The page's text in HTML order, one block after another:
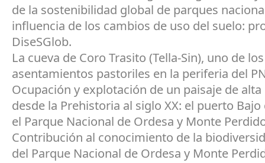
de la sostenibilidad global de parques
influencia de los cambios de uso del suelo:
DiseSGlob.
La cueva de Coro Trasito (Tella-Sin), uno de
asentamientos pastoriles en la periferia del
Ocupación y explotación de un paisaje de
desde la Prehistoria al siglo XX: el puerto Bajo
el Parque Nacional de Ordesa y Monte
Contribución al conocimiento de la
del Parque Nacional de Ordesa y Monte